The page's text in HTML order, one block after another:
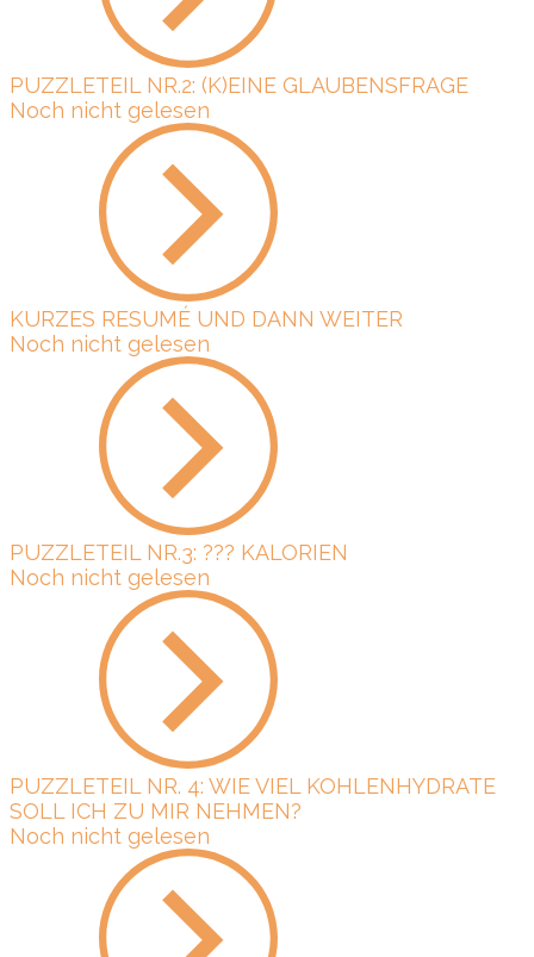
PUZZLETEIL NR.2: (K)EINE GLAUBENSFRAGE
Noch nicht gelesen
KURZES RESUMÉ UND DANN WEITER
Noch nicht gelesen
PUZZLETEIL NR.3: ??? KALORIEN
Noch nicht gelesen
PUZZLETEIL NR. 4: WIE VIEL KOHLENHYDRATE
SOLL ICH ZU MIR NEHMEN?
Noch nicht gelesen